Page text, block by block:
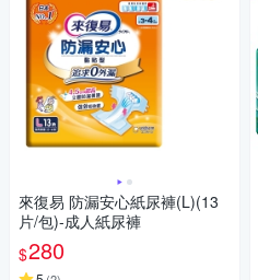
來復易 防漏安心紙尿褲(L)(13
片/包)-成人紙尿褲
$280